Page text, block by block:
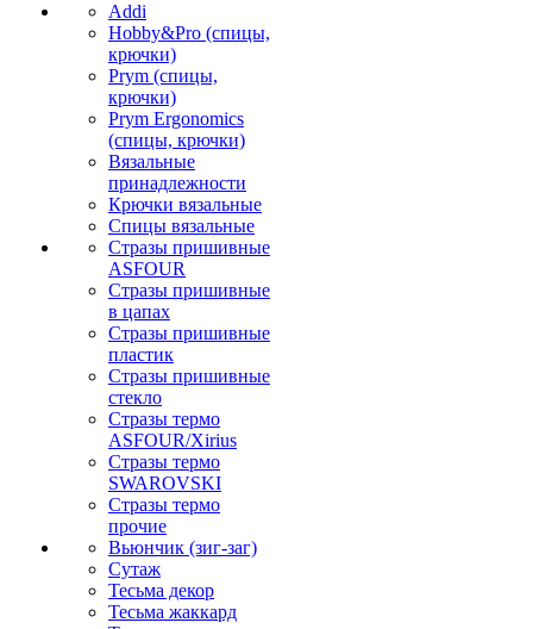
Addi
Hobby&Pro (спицы,
крючки)
Prym (спицы,
крючки)
Prym Ergonomics
(спицы, крючки)
Вязальные
принадлежности
Крючки вязальные
Спицы вязальные
Стразы пришивные
ASFOUR
Стразы пришивные
в цапах
Стразы пришивные
пластик
Стразы пришивные
стекло
Стразы термо
ASFOUR/Xirius
Стразы термо
SWAROVSKI
Стразы термо
прочие
Вьюнчик (зиг-заг)
Сутаж
Тесьма декор
Тесьма жаккард